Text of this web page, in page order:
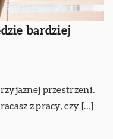
bardziej
przestrzeni.
z pracy, czy […]